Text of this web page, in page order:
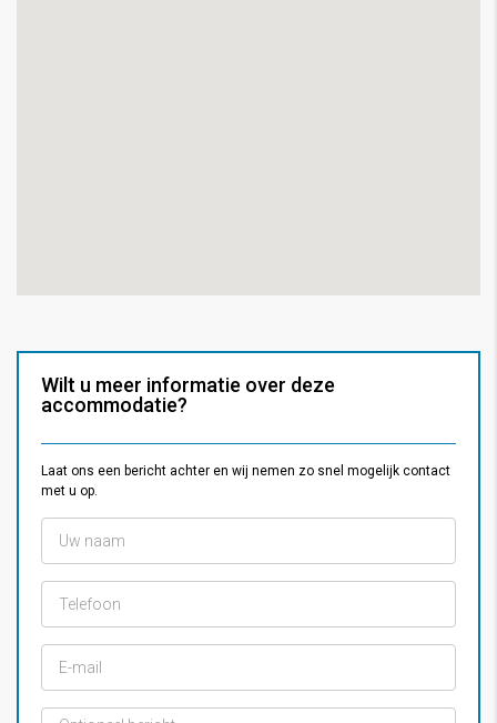
Wilt u meer informatie over deze
accommodatie?
Laat ons een bericht achter en wij nemen zo snel mogelijk contact
met u op.